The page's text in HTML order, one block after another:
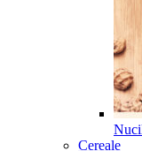
Cereale